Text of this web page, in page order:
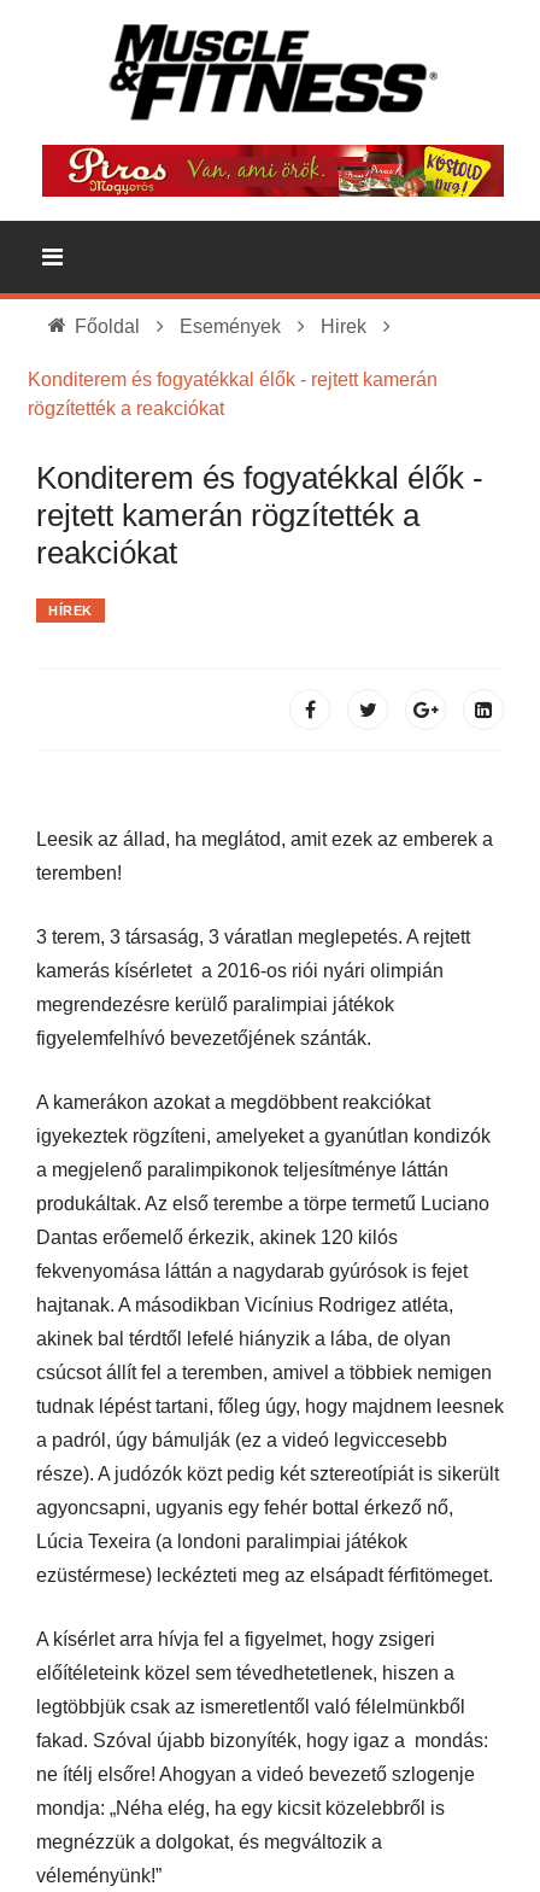
Főoldal Események Hirek
Konditerem és fogyatékkal élők - rejtett kamerán
rögzítették a reakciókat
Konditerem és fogyatékkal élők -
rejtett kamerán rögzítették a
reakciókat
HÍREK
Leesik az állad, ha meglátod, amit ezek az emberek a
teremben!
3 terem, 3 társaság, 3 váratlan meglepetés. A rejtett
kamerás kísérletet a 2016-os riói nyári olimpián
megrendezésre kerülő paralimpiai játékok
figyelemfelhívó bevezetőjének szánták.
A kamerákon azokat a megdöbbent reakciókat
igyekeztek rögzíteni, amelyeket a gyanútlan kondizók
a megjelenő paralimpikonok teljesítménye láttán
produkáltak. Az első terembe a törpe termetű Luciano
Dantas erőemelő érkezik, akinek 120 kilós
fekvenyomása láttán a nagydarab gyúrósok is fejet
hajtanak. A másodikban Vicínius Rodrigez atléta,
akinek bal térdtől lefelé hiányzik a lába, de olyan
csúcsot állít fel a teremben, amivel a többiek nemigen
tudnak lépést tartani, főleg úgy, hogy majdnem leesnek
a padról, úgy bámulják (ez a videó legviccesebb
része). A judózók közt pedig két sztereotípiát is sikerült
agyoncsapni, ugyanis egy fehér bottal érkező nő,
Lúcia Texeira (a londoni paralimpiai játékok
ezüstérmese) leckézteti meg az elsápadt férfitömeget.
A kísérlet arra hívja fel a figyelmet, hogy zsigeri
előítéleteink közel sem tévedhetetlenek, hiszen a
legtöbbjük csak az ismeretlentől való félelmünkből
fakad. Szóval újabb bizonyíték, hogy igaz a mondás:
ne ítélj elsőre! Ahogyan a videó bevezető szlogenje
mondja: „Néha elég, ha egy kicsit közelebbről is
megnézzük a dolgokat, és megváltozik a
véleményünk!”